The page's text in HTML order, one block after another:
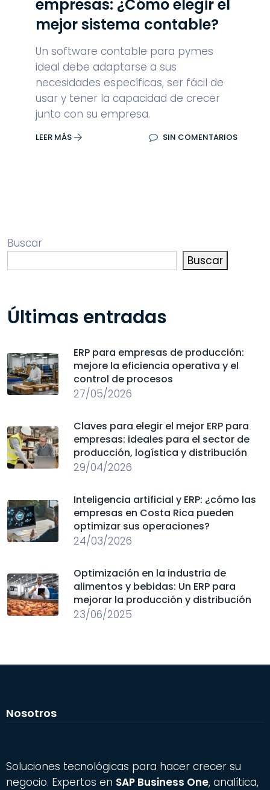
empresas: ¿Cómo elegir el
mejor sistema contable?
Un software contable para pymes
ideal debe adaptarse a sus
necesidades específicas, ser fácil de
usar y tener la capacidad de crecer
junto con su empresa.
LEER MÁS SIN COMENTARIOS
Buscar
Buscar
Últimas entradas
ERP para empresas de producción:
mejore la eficiencia operativa y el
control de procesos
27/05/2026
Claves para elegir el mejor ERP para
empresas: ideales para el sector de
producción, logística y distribución
29/04/2026
Inteligencia artificial y ERP: ¿cómo las
empresas en Costa Rica pueden
optimizar sus operaciones?
24/03/2026
Optimización en la industria de
alimentos y bebidas: Un ERP para
mejorar la producción y distribución
23/06/2025
Nosotros
Soluciones tecnológicas para hacer crecer su
negocio. Expertos en SAP Business One, analítica,